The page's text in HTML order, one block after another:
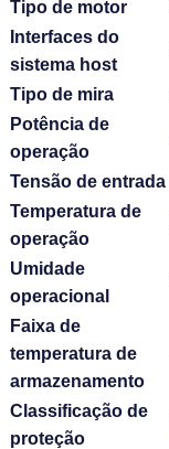
Tipo de motor
Interfaces do
sistema host
Tipo de mira
Potência de
operação
Tensão de entrada
Temperatura de
operação
Umidade
operacional
Faixa de
temperatura de
armazenamento
Classificação de
proteção